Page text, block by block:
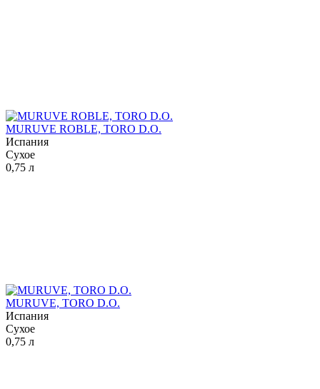
MURUVE ROBLE, TORO D.O.
Испания
Сухое
0,75 л
MURUVE, TORO D.O.
Испания
Сухое
0,75 л